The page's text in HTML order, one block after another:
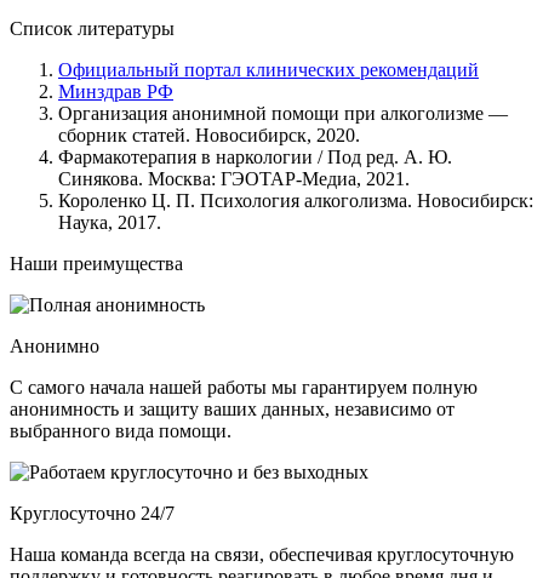
Список литературы
Официальный портал клинических рекомендаций
Минздрав РФ
Организация анонимной помощи при алкоголизме —
сборник статей. Новосибирск, 2020.
Фармакотерапия в наркологии / Под ред. А. Ю.
Синякова. Москва: ГЭОТАР-Медиа, 2021.
Короленко Ц. П. Психология алкоголизма. Новосибирск:
Наука, 2017.
Наши преимущества
Анонимно
С самого начала нашей работы мы гарантируем полную
анонимность и защиту ваших данных, независимо от
выбранного вида помощи.
Круглосуточно 24/7
Наша команда всегда на связи, обеспечивая круглосуточную